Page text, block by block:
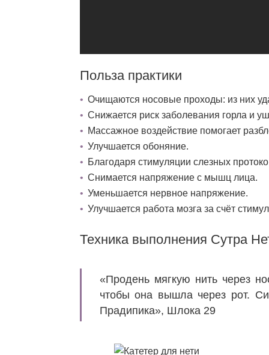
Польза практики
Очищаются носовые проходы: из них
Снижается риск заболевания горла и
Массажное воздействие помогает
Улучшается обоняние.
Благодаря стимуляции слезных
Снимается напряжение с мышц лица.
Уменьшается нервное напряжение.
Улучшается работа мозга за счёт
Техника выполнения Сутра
«Продень мягкую нить через
чтобы она вышла через рот.
Прадипика», Шлока 29